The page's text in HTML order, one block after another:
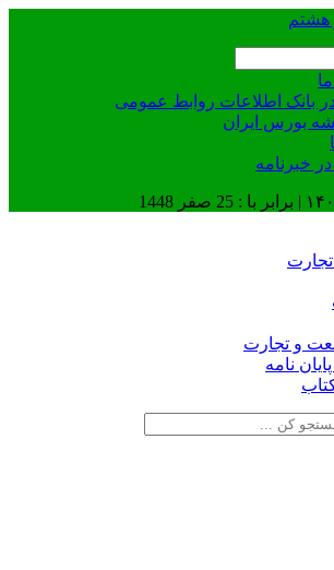
بانک اطلاعات روابط عمومی
بورس ایران
خبرنامه
و تجارت
نامه